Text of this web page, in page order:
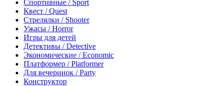
Спортивные / Sport
Квест / Quest
Стрелялки / Shooter
Ужасы / Horror
Игры для детей
Детективы / Detective
Экономические / Economic
Платформер / Platformer
Для вечеринок / Party
Конструктор